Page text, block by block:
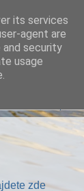
zde
its services
agent are
and security
usage